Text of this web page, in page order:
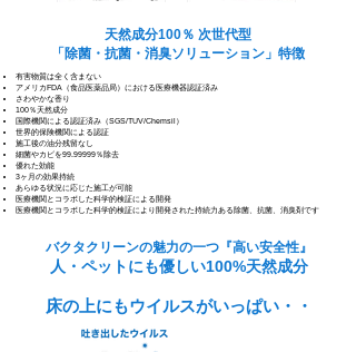
天然成分100％ 次世代型
「除菌・抗菌・消臭ソリューション」特徴
有害物質は全く含まない
アメリカFDA（食品医薬品局）における医療機器認証済み
さわやかな香り
100％天然成分
国際機関による認証済み（SGS/TUV/Chemsil）
世界的保険機関による認証
施工後の油分残留なし
細菌やカビを99.99999％除去
優れた効能
3ヶ月の効果持続
あらゆる状況に応じた施工が可能
医療機関とコラボした科学的検証による開発
医療機関とコラボした科学的検証により開発された持続力ある 除菌、抗菌、消臭剤です
​バクタクリーンの魅力の一つ『高い安全性』
人・ペットにも優しい100%天然成分
床の上にもウイルスがいっぱい・・